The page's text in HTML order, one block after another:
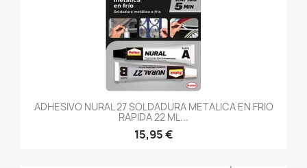
ADHESIVO NURAL 27 SOLDADURA METALICA EN FRIO
RAPIDA 22 ML...
15,95 €